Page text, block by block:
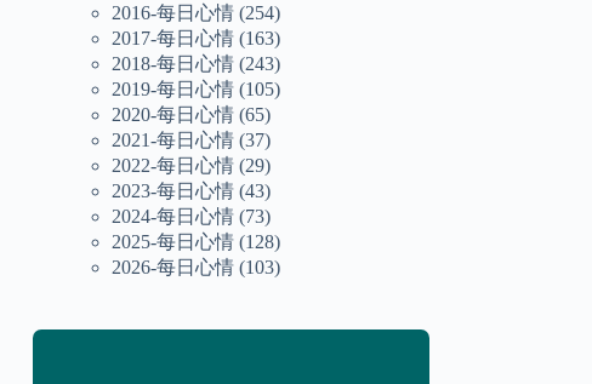
2016-每日心情 (254)
2017-每日心情 (163)
2018-每日心情 (243)
2019-每日心情 (105)
2020-每日心情 (65)
2021-每日心情 (37)
2022-每日心情 (29)
2023-每日心情 (43)
2024-每日心情 (73)
2025-每日心情 (128)
2026-每日心情 (103)